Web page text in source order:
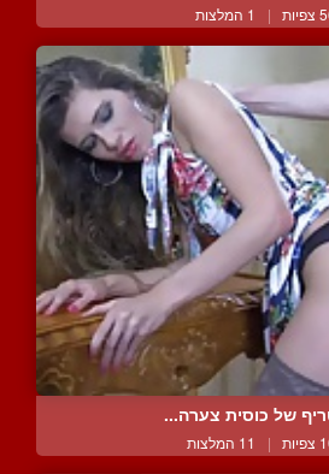
| 1 המלצות
של כוסית צערה...
| 11 המלצות